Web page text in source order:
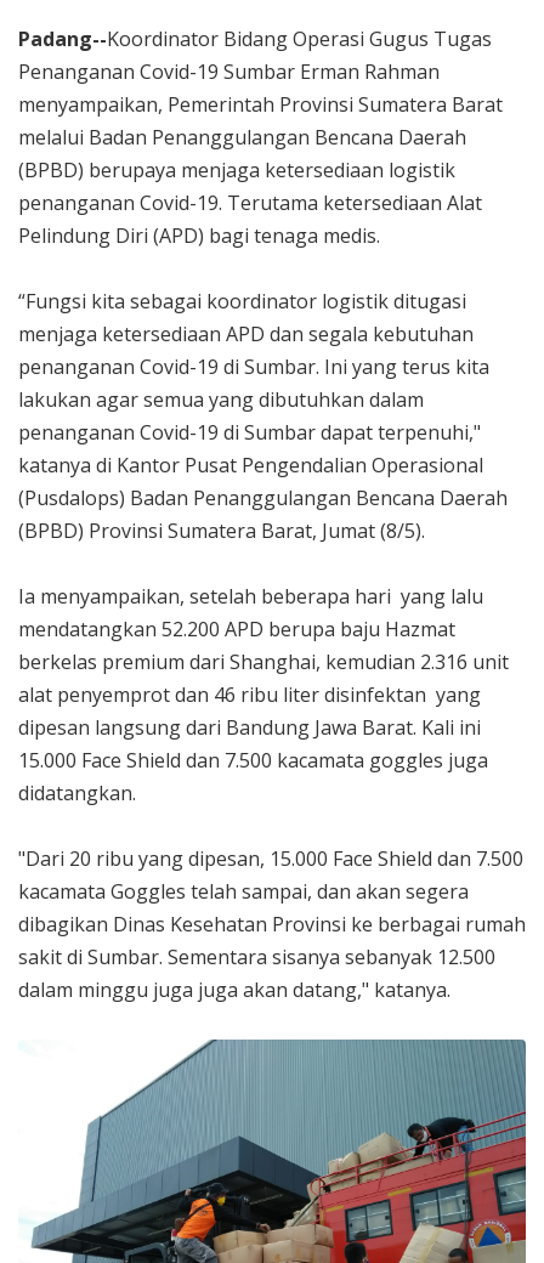
Padang--Koordinator Bidang Operasi Gugus Tugas
Penanganan Covid-19 Sumbar Erman Rahman
menyampaikan, Pemerintah Provinsi Sumatera Barat
melalui Badan Penanggulangan Bencana Daerah
(BPBD) berupaya menjaga ketersediaan logistik
penanganan Covid-19. Terutama ketersediaan Alat
Pelindung Diri (APD) bagi tenaga medis.
“Fungsi kita sebagai koordinator logistik ditugasi
menjaga ketersediaan APD dan segala kebutuhan
penanganan Covid-19 di Sumbar. Ini yang terus kita
lakukan agar semua yang dibutuhkan dalam
penanganan Covid-19 di Sumbar dapat terpenuhi,"
katanya di Kantor Pusat Pengendalian Operasional
(Pusdalops) Badan Penanggulangan Bencana Daerah
(BPBD) Provinsi Sumatera Barat, Jumat (8/5).
Ia menyampaikan, setelah beberapa hari yang lalu
mendatangkan 52.200 APD berupa baju Hazmat
berkelas premium dari Shanghai, kemudian 2.316 unit
alat penyemprot dan 46 ribu liter disinfektan yang
dipesan langsung dari Bandung Jawa Barat. Kali ini
15.000 Face Shield dan 7.500 kacamata goggles juga
didatangkan.
"Dari 20 ribu yang dipesan, 15.000 Face Shield dan 7.500
kacamata Goggles telah sampai, dan akan segera
dibagikan Dinas Kesehatan Provinsi ke berbagai rumah
sakit di Sumbar. Sementara sisanya sebanyak 12.500
dalam minggu juga juga akan datang," katanya.